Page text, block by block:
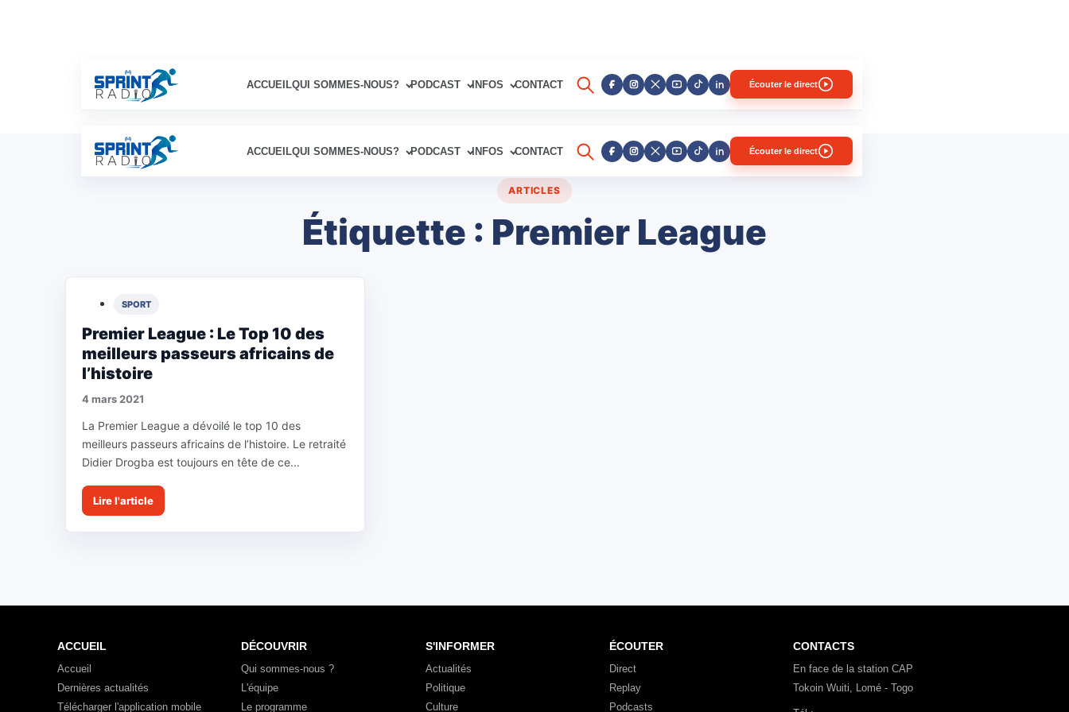
ACCUEILQUI SOMMES-NOUS? PODCAST INFOS CONTACT Écouter le direct
ACCUEILQUI SOMMES-NOUS? PODCAST INFOS CONTACT Écouter le direct
ARTICLES
Étiquette : Premier League
SPORT
Premier League : Le Top 10 des
meilleurs passeurs africains de
l’histoire
4 mars 2021
La Premier League a dévoilé le top 10 des
meilleurs passeurs africains de l’histoire. Le retraité
Didier Drogba est toujours en tête de ce...
Lire l'article
ACCUEIL
Accueil
Dernières actualités
Télécharger l'application mobile
DÉCOUVRIR
Qui sommes-nous ?
L'équipe
Le programme
S'INFORMER
Actualités
Politique
Culture
ÉCOUTER
Direct
Replay
Podcasts
CONTACTS
En face de la station CAP
Tokoin Wuiti, Lomé - Togo